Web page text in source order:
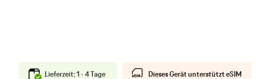
Lieferzeit: 1 - 4 Tage Dieses Gerät unterstützt eSIM